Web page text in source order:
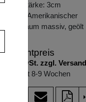
Plattenstärke: 3cm
Holzart: Amerikanischer
Kirschbaum massiv, geölt
Gesamtpreis
inkl. MwSt. zzgl.
Lieferzeit 8-9 Wochen
>